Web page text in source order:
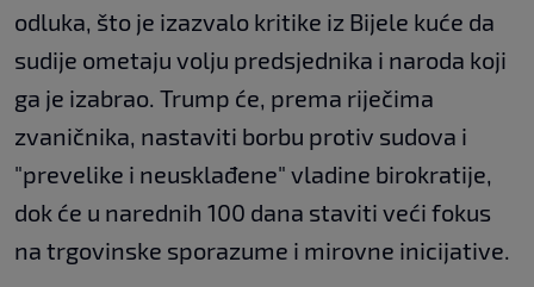
odluka, što je izazvalo kritike iz Bijele kuće da
sudije ometaju volju predsjednika i naroda koji
ga je izabrao. Trump će, prema riječima
zvaničnika, nastaviti borbu protiv sudova i
"prevelike i neusklađene" vladine birokratije,
dok će u narednih 100 dana staviti veći fokus
na trgovinske sporazume i mirovne inicijative.